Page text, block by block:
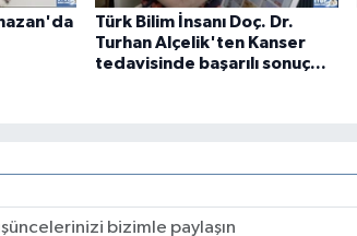
Türk Bilim İnsanı Doç. Dr.
Turhan Alçelik'ten Kanser
tedavisinde başarılı sonuç...